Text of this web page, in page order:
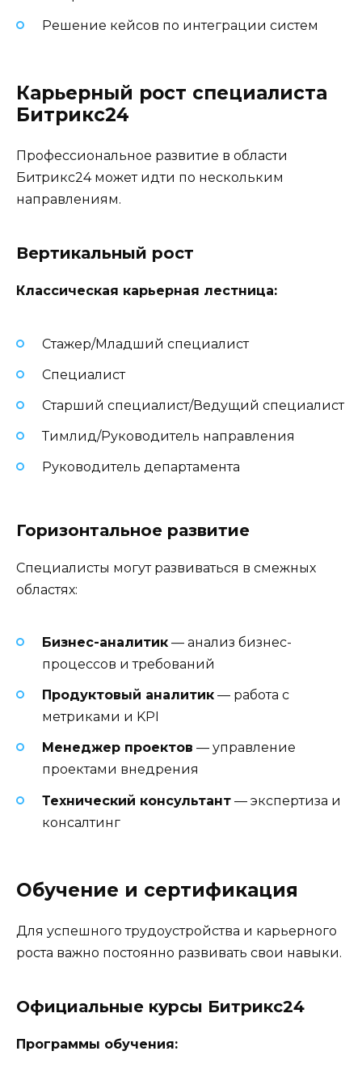
Решение кейсов по интеграции систем
Карьерный рост специалиста
Битрикс24
Профессиональное развитие в области
Битрикс24 может идти по нескольким
направлениям.
Вертикальный рост
Классическая карьерная лестница:
Стажер/Младший специалист
Специалист
Старший специалист/Ведущий специалист
Тимлид/Руководитель направления
Руководитель департамента
Горизонтальное развитие
Специалисты могут развиваться в смежных
областях:
Бизнес-аналитик — анализ бизнес-
процессов и требований
Продуктовый аналитик — работа с
метриками и KPI
Менеджер проектов — управление
проектами внедрения
Технический консультант — экспертиза и
консалтинг
Обучение и сертификация
Для успешного трудоустройства и карьерного
роста важно постоянно развивать свои навыки.
Официальные курсы Битрикс24
Программы обучения: